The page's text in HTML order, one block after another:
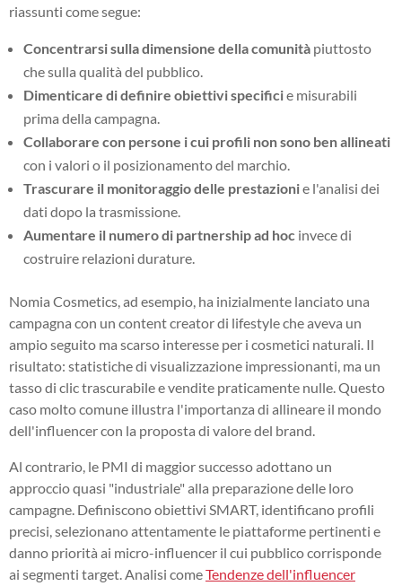
riassunti come segue:
Concentrarsi sulla dimensione della comunità piuttosto
che sulla qualità del pubblico.
Dimenticare di definire obiettivi specificie misurabili
prima della campagna.
Collaborare con persone i cui profili non sono ben allineati
con i valori o il posizionamento del marchio.
Trascurare il monitoraggio delle prestazionie l'analisi dei
dati dopo la trasmissione.
Aumentare il numero di partnership ad hoc invece di
costruire relazioni durature.
Nomia Cosmetics, ad esempio, ha inizialmente lanciato una
campagna con un content creator di lifestyle che aveva un
ampio seguito ma scarso interesse per i cosmetici naturali. Il
risultato: statistiche di visualizzazione impressionanti, ma un
tasso di clic trascurabile e vendite praticamente nulle. Questo
caso molto comune illustra l'importanza di allineare il mondo
dell'influencer con la proposta di valore del brand.
Al contrario, le PMI di maggior successo adottano un
approccio quasi "industriale" alla preparazione delle loro
campagne. Definiscono obiettivi SMART, identificano profili
precisi, selezionano attentamente le piattaforme pertinenti e
danno priorità ai micro-influencer il cui pubblico corrisponde
ai segmenti target. Analisi comeTendenze dell'influencer